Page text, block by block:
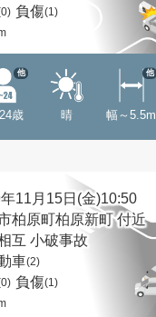
負傷(1)
歳
他
晴 幅～5.5m
他
11月15日(金)10:50
柏原町柏原新町 付近
互 小破事故
車(2)
負傷(1)